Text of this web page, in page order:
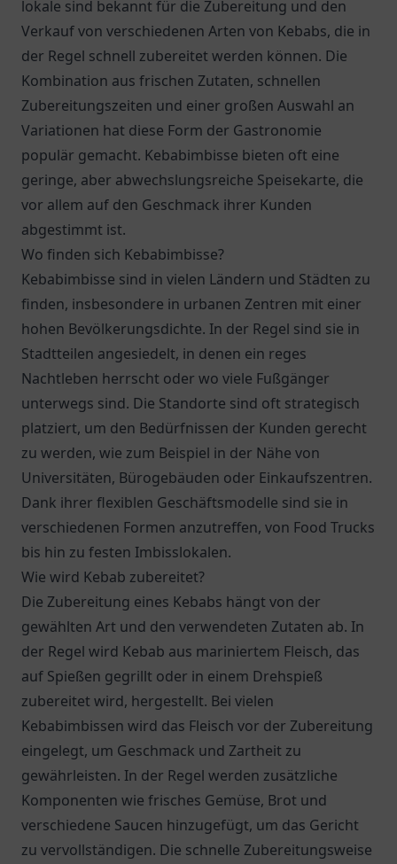
lokale sind bekannt für die Zubereitung und den
Verkauf von verschiedenen Arten von Kebabs, die in
der Regel schnell zubereitet werden können. Die
Kombination aus frischen Zutaten, schnellen
Zubereitungszeiten und einer großen Auswahl an
Variationen hat diese Form der Gastronomie
populär gemacht. Kebabimbisse bieten oft eine
geringe, aber abwechslungsreiche Speisekarte, die
vor allem auf den Geschmack ihrer Kunden
abgestimmt ist.
Wo finden sich Kebabimbisse?
Kebabimbisse sind in vielen Ländern und Städten zu
finden, insbesondere in urbanen Zentren mit einer
hohen Bevölkerungsdichte. In der Regel sind sie in
Stadtteilen angesiedelt, in denen ein reges
Nachtleben herrscht oder wo viele Fußgänger
unterwegs sind. Die Standorte sind oft strategisch
platziert, um den Bedürfnissen der Kunden gerecht
zu werden, wie zum Beispiel in der Nähe von
Universitäten, Bürogebäuden oder Einkaufszentren.
Dank ihrer flexiblen Geschäftsmodelle sind sie in
verschiedenen Formen anzutreffen, von Food Trucks
bis hin zu festen Imbisslokalen.
Wie wird Kebab zubereitet?
Die Zubereitung eines Kebabs hängt von der
gewählten Art und den verwendeten Zutaten ab. In
der Regel wird Kebab aus mariniertem Fleisch, das
auf Spießen gegrillt oder in einem Drehspieß
zubereitet wird, hergestellt. Bei vielen
Kebabimbissen wird das Fleisch vor der Zubereitung
eingelegt, um Geschmack und Zartheit zu
gewährleisten. In der Regel werden zusätzliche
Komponenten wie frisches Gemüse, Brot und
verschiedene Saucen hinzugefügt, um das Gericht
zu vervollständigen. Die schnelle Zubereitungsweise